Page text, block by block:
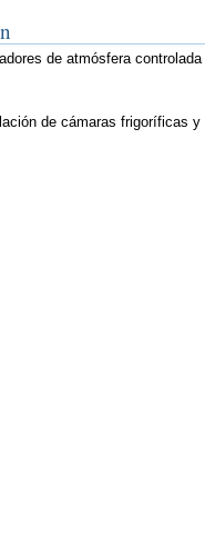
de atmósfera controlada
de cámaras frigoríficas